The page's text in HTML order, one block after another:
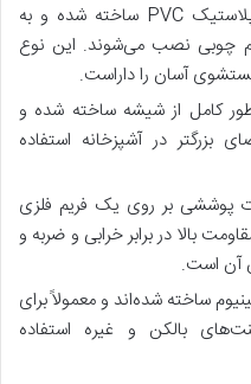
پی وی سی: این کابینت‌ها از پلاستیک PVC ساخته شده و به
چوبی نصب می‌شوند. این نوع
آسان را داراست.
کامل از شیشه ساخته شده و
بزرگتر در آشپزخانه استفاده
پوششی بر روی یک فریم فلزی
بالا در برابر خرابی و ضربه و
آن است.
ساخته شده‌اند و معمولاً برای
بالکن و غیره استفاده